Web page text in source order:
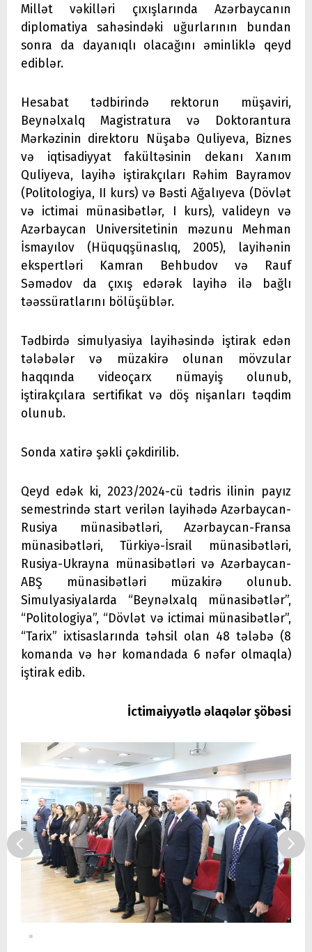
Millət vəkilləri çıxışlarında Azərbaycanın
diplomatiya sahəsindəki uğurlarının bundan
sonra da dayanıqlı olacağını əminliklə qeyd
ediblər.
Hesabat tədbirində rektorun müşaviri,
Beynəlxalq Magistratura və Doktorantura
Mərkəzinin direktoru Nüşabə Quliyeva, Biznes
və iqtisadiyyat fakültəsinin dekanı Xanım
Quliyeva, layihə iştirakçıları Rəhim Bayramov
(Politologiya, II kurs) və Bəsti Ağalıyeva (Dövlət
və ictimai münasibətlər, I kurs), valideyn və
Azərbaycan Universitetinin məzunu Mehman
İsmayılov (Hüquqşünaslıq, 2005), layihənin
ekspertləri Kamran Behbudov və Rauf
Səmədov da çıxış edərək layihə ilə bağlı
təəssüratlarını bölüşüblər.
Tədbirdə simulyasiya layihəsində iştirak edən
tələbələr və müzakirə olunan mövzular
haqqında videoçarx nümayiş olunub,
iştirakçılara sertifikat və döş nişanları təqdim
olunub.
Sonda xatirə şəkli çəkdirilib.
Qeyd edək ki, 2023/2024-cü tədris ilinin payız
semestrində start verilən layihədə Azərbaycan-
Rusiya münasibətləri, Azərbaycan-Fransa
münasibətləri, Türkiyə-İsrail münasibətləri,
Rusiya-Ukrayna münasibətləri və Azərbaycan-
ABŞ münasibətləri müzakirə olunub.
Simulyasiyalarda “Beynəlxalq münasibətlər”,
“Politologiya”, “Dövlət və ictimai münasibətlər”,
“Tarix” ixtisaslarında təhsil olan 48 tələbə (8
komanda və hər komandada 6 nəfər olmaqla)
iştirak edib.
İctimaiyyətlə əlaqələr şöbəsi